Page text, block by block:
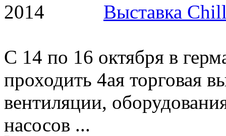
Выставка
С 14 по 16 октября в
проходить 4ая торговая
вентиляции,
насосов ...